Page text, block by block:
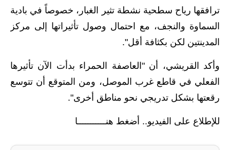
مرشحات
المرحلة المتوسطة
المرحلة الاعدادية
ترافقها رياح سطحية نشطة تثير الغبار، خصوصاً في بادية
السماوة والنجف، مع احتمال وصول تأثيراتها إلى مركز
المدينتين لكن بكثافة أقل".
وأكد القريشي، أن "العاصفة الحمراء بدأت الآن تأثيرها
الفعلي في قاطع غرب الموصل، ومن المتوقع أن تتوسع
رقعتها بشكل تدريجي نحو مناطق أخرى".
للإطلاع على الفيديو.. أضغط هنـــــــــــا